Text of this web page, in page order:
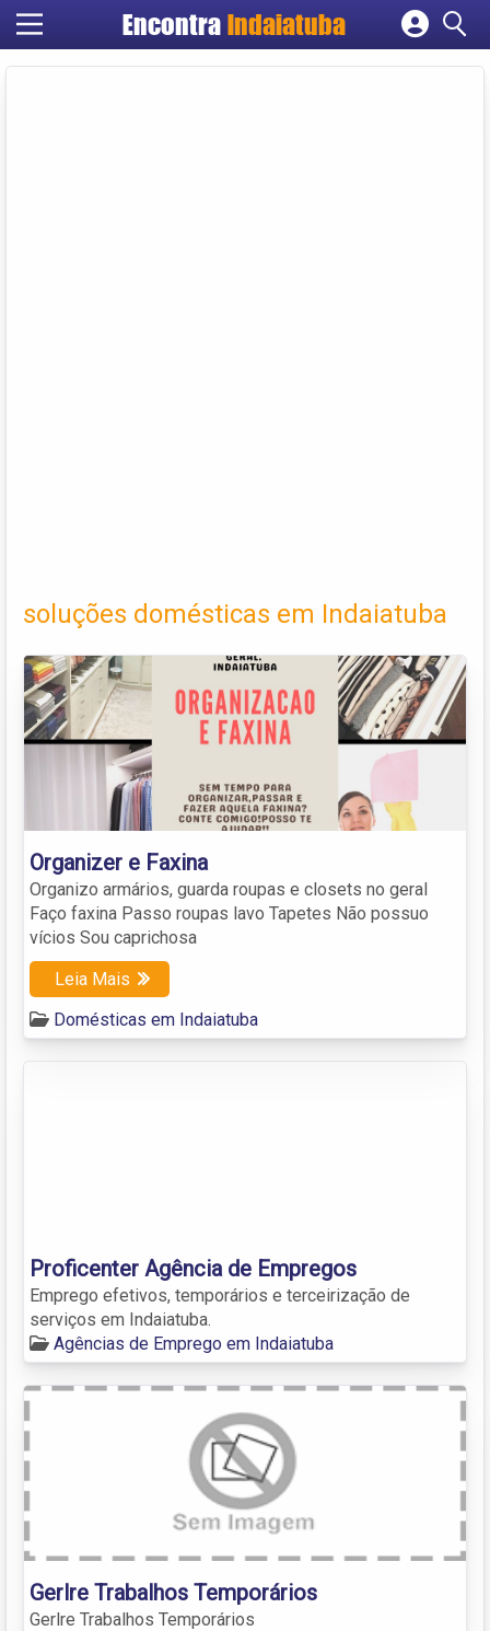
Encontra Indaiatuba
Cadastrar empresa
soluções domésticas em Indaiatuba
Organizer e Faxina
Organizo armários, guarda roupas e closets no geral
Faço faxina Passo roupas lavo Tapetes Não possuo
vícios Sou caprichosa
Leia Mais
Domésticas em Indaiatuba
Proficenter Agência de Empregos
Emprego efetivos, temporários e terceirização de
serviços em Indaiatuba.
Agências de Emprego em Indaiatuba
Gerlre Trabalhos Temporários
Gerlre Trabalhos Temporários